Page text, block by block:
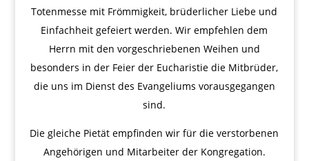
Totenmesse mit Frömmigkeit, brüderlicher Liebe und
Einfachheit gefeiert werden. Wir empfehlen dem
Herrn mit den vorgeschriebenen Weihen und
besonders in der Feier der Eucharistie die Mitbrüder,
die uns im Dienst des Evangeliums vorausgegangen
sind.
Die gleiche Pietät empfinden wir für die verstorbenen
Angehörigen und Mitarbeiter der Kongregation.